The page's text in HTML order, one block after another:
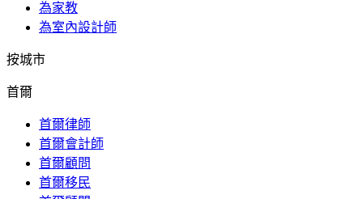
為家教
為室內設計師
按城市
首爾
首爾律師
首爾會計師
首爾顧問
首爾移民